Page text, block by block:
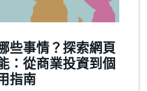
些事情？探索網頁
：從商業投資到個
指南